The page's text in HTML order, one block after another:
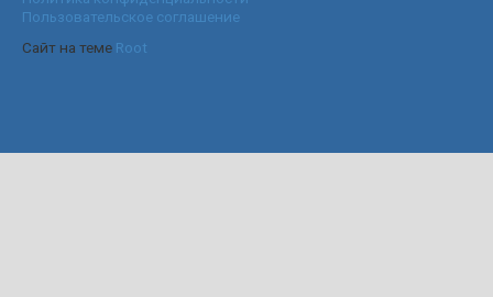
Пользовательское соглашение
Сайт на теме Root